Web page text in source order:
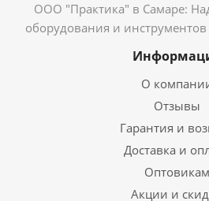
ООО "Практика" в Самаре:
оборудования и
О
Отзывы
Гарантия и
Доставка и
Оптовикам
Акции и